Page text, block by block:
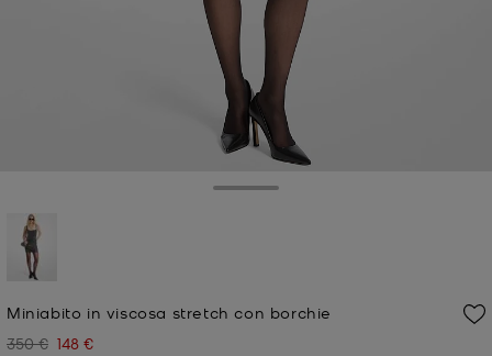
Miniabito in viscosa stretch con borchie
Prezzo iniziale
350 € Prezzo attuale
148 €